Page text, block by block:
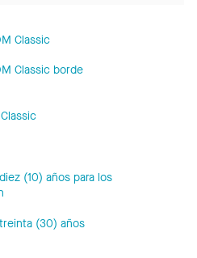
Classic
Classic borde
(10) años para los
(30) años